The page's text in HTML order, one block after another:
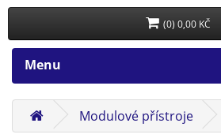
(0) 0,00 KČ
Menu
Modulové přístroje